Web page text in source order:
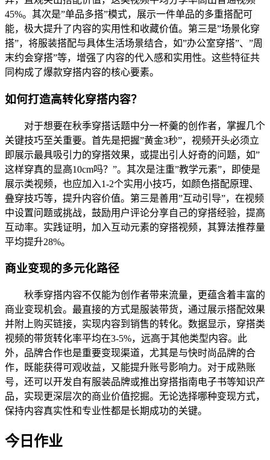
45%。其次是”单品多搭”模式，展示一件单品的多重搭配可
能，极大提升了内容的实用性和收藏价值。第三是”场景化穿
搭”，将服装搭配与具体生活场景结合，如”办公室穿搭”、”周
末约会穿搭”等，增强了内容的代入感和实用性。这些特征共
同构成了爆款穿搭内容的核心要素。
如何打造高转化穿搭内容？
对于想要在秋季穿搭话题中分一杯羹的创作者，掌握几个
关键技巧至关重要。首先是把握”黄金3秒”，视频开头必须立
即展示最具吸引力的穿搭效果，或提出引人好奇的问题，如”
这样穿真的显高10cm吗？”。其次是注重”教学元素”，即使是
展示类视频，也应加入1-2个实用小技巧，如颜色搭配原理、
叠穿技巧等，提升内容价值。第三是善用”互动引导”，在视频
中设置问题或挑战，鼓励用户评论分享自己的穿搭经验，提高
互动率。实践证明，加入互动元素的穿搭视频，其算法推荐量
平均提升28%。
商业变现的多元化路径
秋季穿搭内容不仅能为创作者带来流量，更蕴含着丰富的
商业变现机会。最直接的方式是服装带货，通过展示搭配效果
并附上购买链接，实现内容到销售的转化。数据显示，穿搭类
视频的带货转化率平均在3-5%，远高于其他类型内容。此
外，品牌合作也是重要变现渠道，尤其是与快时尚品牌的合
作，既能获得可观收益，又能提升账号影响力。对于成熟账
号，还可以开发自有服装品牌或推出穿搭指南电子书等知识产
品，实现更深层次的商业价值挖掘。无论选择哪种变现方式，
保持内容真实性和专业性都是长期成功的关键。
今日作业